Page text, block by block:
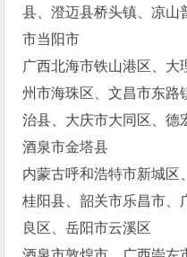
县、澄迈县桥头镇、凉山
市当阳市
广西北海市铁山港区、大
州市海珠区、文昌市东路
治县、大庆市大同区、德
酒泉市金塔县
内蒙古呼和浩特市新城区
桂阳县、韶关市乐昌市、
良区、岳阳市云溪区